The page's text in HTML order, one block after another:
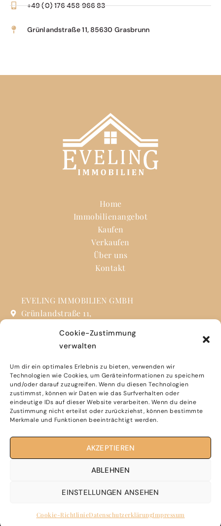
Cookie-Zustimmung
verwalten
Um dir ein optimales Erlebnis zu bieten, verwenden wir
Technologien wie Cookies, um Geräteinformationen zu speichern
und/oder darauf zuzugreifen. Wenn du diesen Technologien
zustimmst, können wir Daten wie das Surfverhalten oder
eindeutige IDs auf dieser Website verarbeiten. Wenn du deine
Zustimmung nicht erteilst oder zurückziehst, können bestimmte
Merkmale und Funktionen beeinträchtigt werden.
AKZEPTIEREN
ABLEHNEN
EINSTELLUNGEN ANSEHEN
Cookie-RichtlinieDatenschutzerklärungImpressum
+49 (0) 176 458 966 83
Grünlandstraße 11, 85630 Grasbrunn
Home
Immobilienangebot
Kaufen
Verkaufen
Über uns
Kontakt
EVELING IMMOBILIEN GMBH
Grünlandstraße 11,
info@eveling.de
+49 (0) 89 31 90 24 73
Sie finden uns auch auf Social Media
Impressum
Dateschutzerklärung
Erstellt von Maklermittel.de
©2023